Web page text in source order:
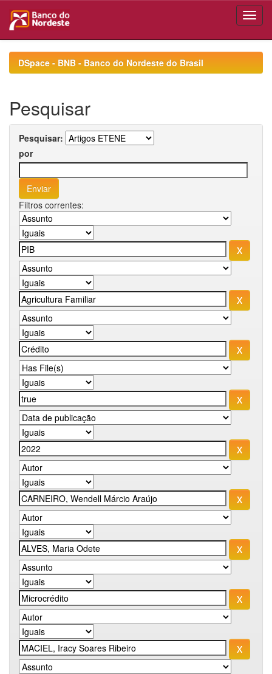
navigationDSpace - BNB - Banco do Nordeste do Brasil
Pesquisar
Pesquisar:
por
Filtros correntes: